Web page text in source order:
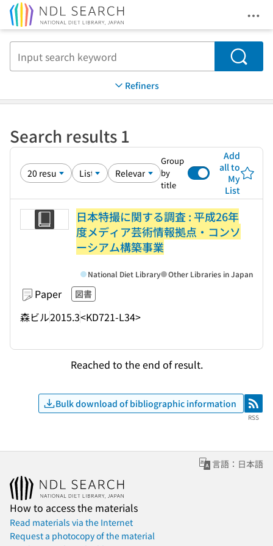
Search
Refiners
Search results 1
Group
by
title
Add
all to
My
List
日本特撮に関する調査 : 平成26年
度メディア芸術情報拠点・コンソ
ーシアム構築事業
Paper 図書
森ビル2015.3<KD721-L34>
National Diet Library Other Libraries in Japan
Reached to the end of result.
Bulk download of bibliographic information RSS
RSS
言語：日本語
How to access the materials
Read materials via the Internet
Request a photocopy of the material